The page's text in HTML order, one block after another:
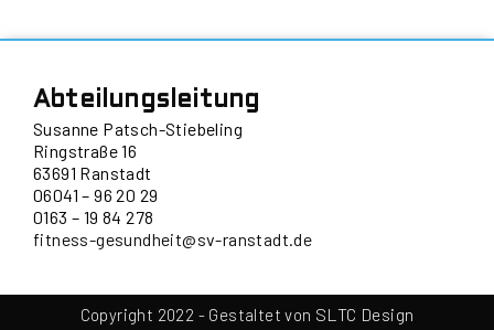
Abteilungsleitung
Susanne Patsch-Stiebeling
Ringstraße 16
63691 Ranstadt
06041 – 96 20 29
0163 – 19 84 278
fitness-gesundheit@sv-ranstadt.de
Copyright 2022 - Gestaltet von SLTC Design